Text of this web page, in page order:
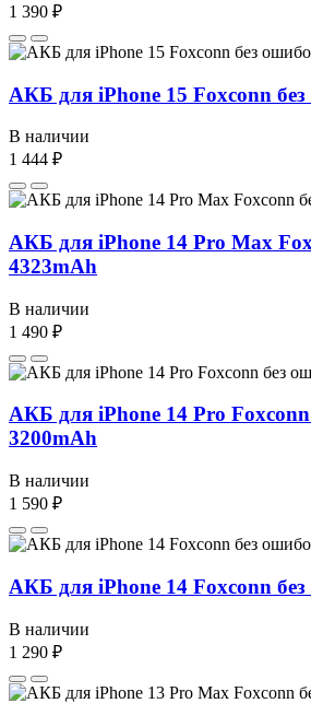
1 390 ₽
АКБ для iPhone 15 Foxconn
В наличии
1 444 ₽
АКБ для iPhone 14 Pro Max
4323mAh
В наличии
1 490 ₽
АКБ для iPhone 14 Pro
3200mAh
В наличии
1 590 ₽
АКБ для iPhone 14 Foxconn
В наличии
1 290 ₽